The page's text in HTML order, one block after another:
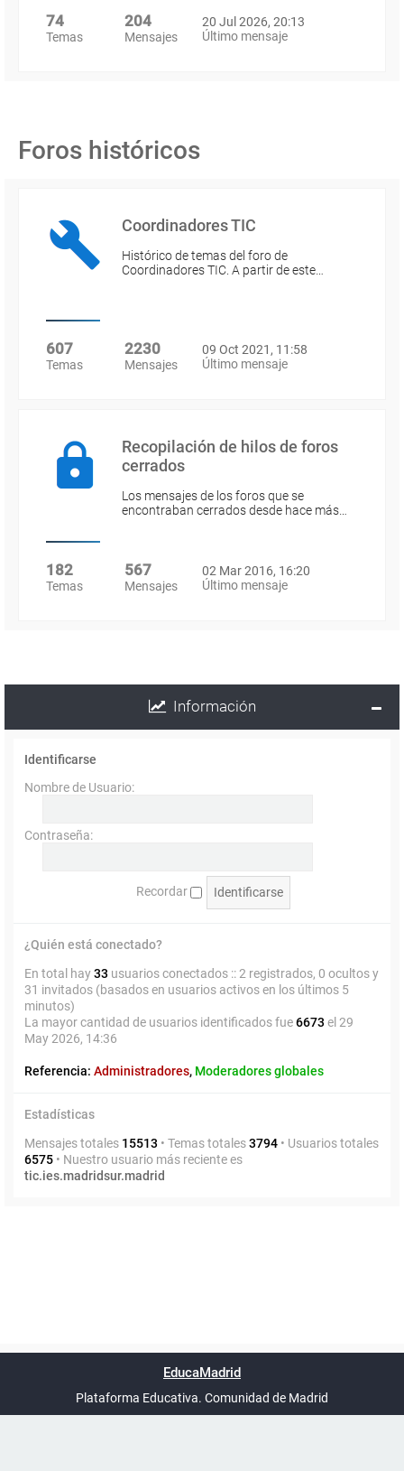
74
Temas
204
Mensajes
20 Jul 2026, 20:13
Último mensaje
Foros históricos
Coordinadores TIC
Histórico de temas del foro de
Coordinadores TIC. A partir de este…
607
Temas
2230
Mensajes
09 Oct 2021, 11:58
Último mensaje
Recopilación de hilos de foros
cerrados
Los mensajes de los foros que se
encontraban cerrados desde hace más…
182
Temas
567
Mensajes
02 Mar 2016, 16:20
Último mensaje
Información
Identificarse
Nombre de Usuario:
Contraseña:
Recordar
¿Quién está conectado?
En total hay33 usuarios conectados :: 2 registrados, 0 ocultos y
31 invitados (basados en usuarios activos en los últimos 5
minutos)
La mayor cantidad de usuarios identificados fue6673 el 29
May 2026, 14:36
Referencia: Administradores, Moderadores globales
Estadísticas
Mensajes totales 15513 • Temas totales3794 • Usuarios totales
6575 • Nuestro usuario más reciente es
tic.ies.madridsur.madrid
UTC+02:00
phpBB España
EducaMadrid
Plataforma Educativa. Comunidad de Madrid